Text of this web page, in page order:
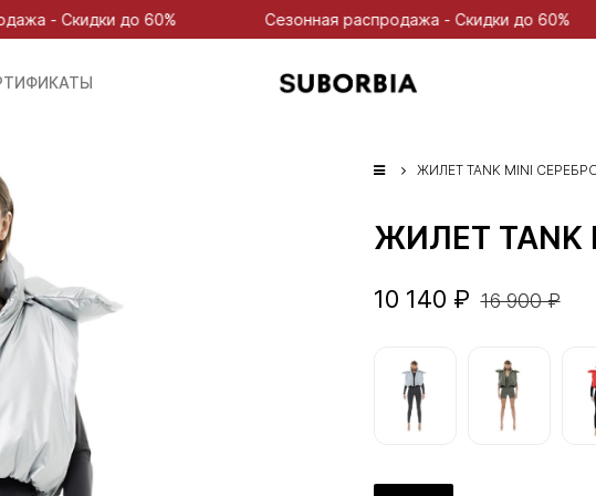
до 60% Сезонная распродажа - Скидки до 60%
ЖИЛЕТ TANK MINI
ЖИЛЕТ TANK
10 140 ₽ 16 900 ₽